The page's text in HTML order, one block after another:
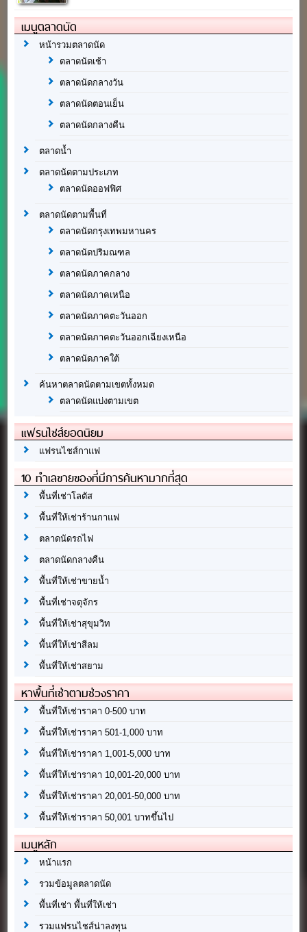
เมนูตลาดนัด
หน้ารวมตลาดนัด
ตลาดนัดเช้า
ตลาดนัดกลางวัน
ตลาดนัดตอนเย็น
ตลาดนัดกลางคืน
ตลาดน้ำ
ตลาดนัดตามประเภท
ตลาดนัดออฟฟิศ
ตลาดนัดตามพื้นที่
ตลาดนัดกรุงเทพมหานคร
ตลาดนัดปริมณฑล
ตลาดนัดภาคกลาง
ตลาดนัดภาคเหนือ
ตลาดนัดภาคตะวันออก
ตลาดนัดภาคตะวันออกเฉียงเหนือ
ตลาดนัดภาคใต้
ค้นหาตลาดนัดตามเขตทั้งหมด
ตลาดนัดแบ่งตามเขต
แฟรนไชส์ยอดนิยม
แฟรนไชส์กาแฟ
10 ทำเลขายของที่มีการค้นหามากที่สุด
พื้นที่เช่าโลตัส
พื้นที่ให้เช่าร้านกาแฟ
ตลาดนัดรถไฟ
ตลาดนัดกลางคืน
พื้นที่ให้เช่าขายน้ำ
พื้นที่เช่าจตุจักร
พื้นที่ให้เช่าสุขุมวิท
พื้นที่ให้เช่าสีลม
พื้นที่ให้เช่าสยาม
หาพื้นที่เช่าตามช่วงราคา
พื้นที่ให้เช่าราคา 0-500 บาท
พื้นที่ให้เช่าราคา 501-1,000 บาท
พื้นที่ให้เช่าราคา 1,001-5,000 บาท
พื้นที่ให้เช่าราคา 10,001-20,000 บาท
พื้นที่ให้เช่าราคา 20,001-50,000 บาท
พื้นที่ให้เช่าราคา 50,001 บาทขึ้นไป
เมนูหลัก
หน้าแรก
รวมข้อมูลตลาดนัด
พื้นที่เช่า พื้นที่ให้เช่า
รวมแฟรนไชส์น่าลงทุน